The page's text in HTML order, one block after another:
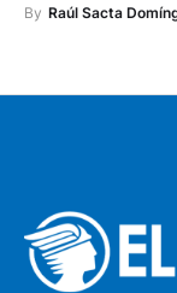
By Raúl Sacta